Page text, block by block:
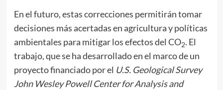
En el futuro, estas correcciones permitirán tomar
decisiones más acertadas en agricultura y políticas
ambientales para mitigar los efectos del CO2. El
trabajo, que se ha desarrollado en el marco de un
proyecto financiado por el U.S. Geological Survey
John Wesley Powell Center for Analysis and